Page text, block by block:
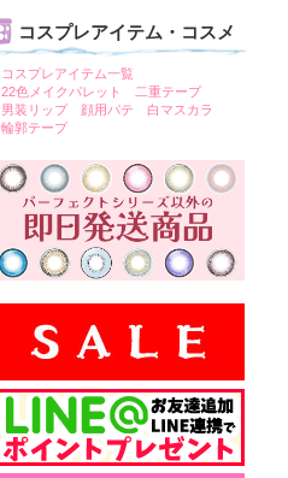
コスプレアイテム・コスメ
コスプレアイテム一覧
22色メイクパレット
二重テープ
男装リップ
顔用パテ
白マスカラ
輪郭テープ